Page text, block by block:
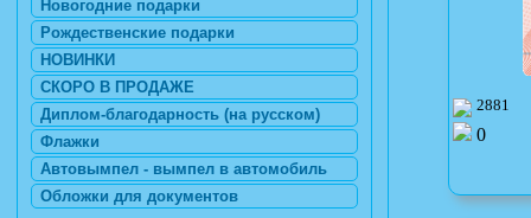
2881
0
Новогодние подарки
Рождественские подарки
НОВИНКИ
СКОРО В ПРОДАЖЕ
Диплом-благодарность (на русском)
Флажки
Автовымпел - вымпел в автомобиль
Обложки для документов